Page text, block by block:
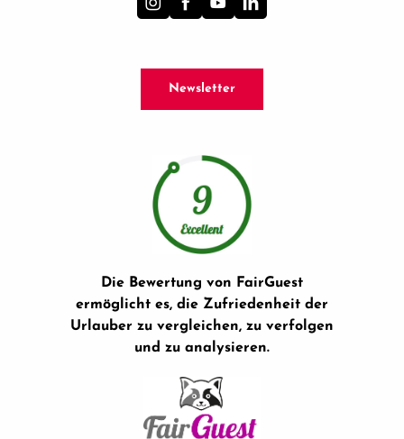
Newsletter
Die Bewertung von FairGuest
ermöglicht es, die Zufriedenheit der
Urlauber zu vergleichen, zu verfolgen
und zu analysieren.